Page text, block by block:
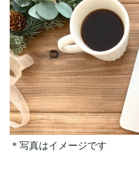
＊写真はイメージです